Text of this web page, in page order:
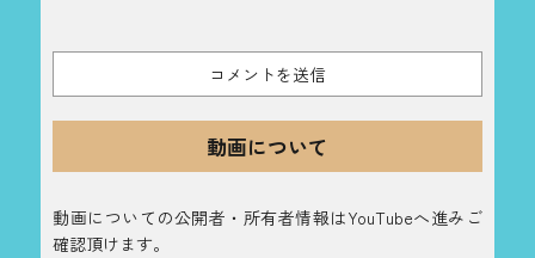
動画について
動画についての公開者・所有者情報はYouTubeへ進みご
確認頂けます。